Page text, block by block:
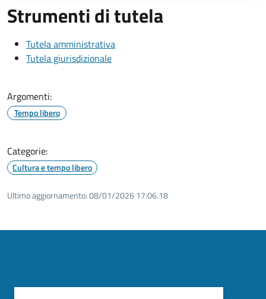
Strumenti di tutela
Tutela amministrativa
Tutela giurisdizionale
Argomenti:
Tempo libero
Categorie:
Cultura e tempo libero
Ultimo aggiornamento:08/01/2026 17:06.18